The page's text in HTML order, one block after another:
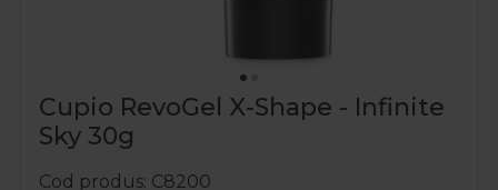
Cupio RevoGel X-Shape - Infinite
Sky 30g
Cod produs C8200